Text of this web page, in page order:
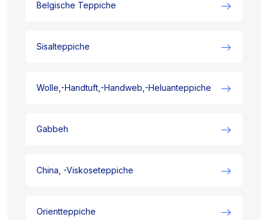
Belgische Teppiche
Sisalteppiche
Wolle,-Handtuft,-Handweb,-Heluanteppiche
Gabbeh
China, -Viskoseteppiche
Orientteppiche